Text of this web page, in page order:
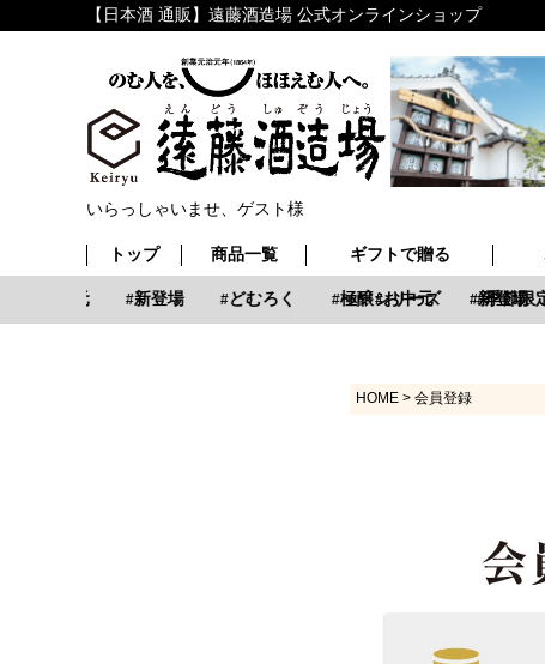
【日本酒 通販】遠藤酒造場 公式オンラインショップ
いらっしゃいませ、ゲスト様
トップ 商品一覧 ギフトで贈る
新登場 どむろく 極醸シリーズ 季節限定
お中元 新登場
HOME 会員登録